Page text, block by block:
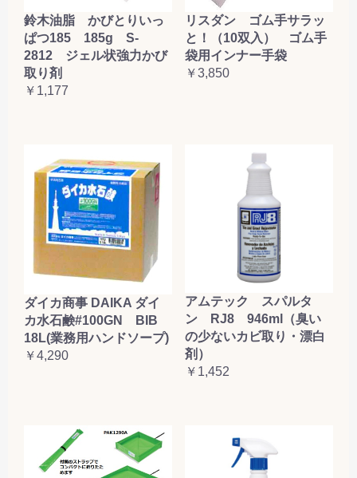
鈴木油脂 かびとりいっ
ぱつ185 185g S-
2812 ジェル状強力かび
取り剤
￥1,177
リスダン ゴム手サラッ
と！（10双入） ゴム手
袋用インナー手袋
￥3,850
ダイカ商事 DAIKA ダイ
カ水石鹸#100GN BIB
18L(業務用ハンドソープ)
￥4,290
アムテック スパルタ
ン RJ8 946ml（臭い
の少ないカビ取り・漂白
剤）
￥1,452